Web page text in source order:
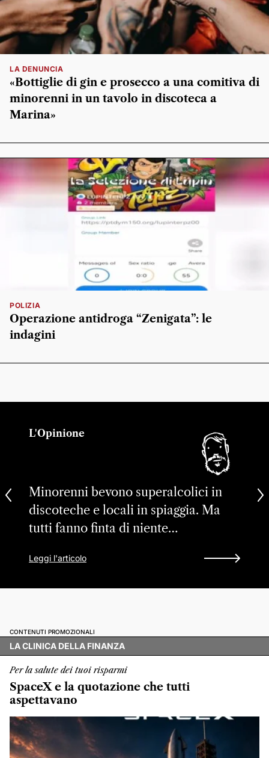
LA DENUNCIA
«Bottiglie di gin e prosecco a una comitiva di
minorenni in un tavolo in discoteca a
Marina»
POLIZIA
Operazione antidroga “Zenigata”: le
indagini
L'Opinione
Minorenni bevono superalcolici in
discoteche e locali in spiaggia. Ma
tutti fanno finta di niente…
Leggi l'articolo
CONTENUTI PROMOZIONALI
LA CLINICA DELLA FINANZA
Per la salute dei tuoi risparmi
SpaceX e la quotazione che tutti
aspettavano